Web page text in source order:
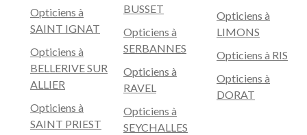
Opticiens à
SAINT IGNAT
Opticiens à
BELLERIVE SUR
ALLIER
Opticiens à
SAINT PRIEST
BUSSET
Opticiens à
SERBANNES
Opticiens à
RAVEL
Opticiens à
SEYCHALLES
Opticiens à
LIMONS
Opticiens à RIS
Opticiens à
DORAT